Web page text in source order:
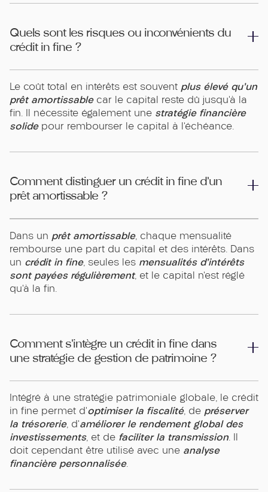
Quels sont les risques ou inconvénients du
crédit in fine ?
Le coût total en intérêts est souvent plus élevé qu’un
prêt amortissablecar le capital reste dû jusqu’à la
fin. Il nécessite également une stratégie financière
solidepour rembourser le capital à l’échéance.
Comment distinguer un crédit in fine d’un
prêt amortissable ?
Dans un prêt amortissable, chaque mensualité
rembourse une part du capital et des intérêts. Dans
un crédit in fine, seules les mensualités d’intérêts
sont payées régulièrement, et le capital n’est réglé
qu’à la fin.
Comment s’intègre un crédit in fine dans
une stratégie de gestion de patrimoine ?
Intégré à une stratégie patrimoniale globale, le crédit
in fine permet d’optimiser la fiscalité, de préserver
la trésorerie, d’améliorer le rendement global des
investissements, et de faciliter la transmission. Il
doit cependant être utilisé avec une analyse
financière personnalisée.